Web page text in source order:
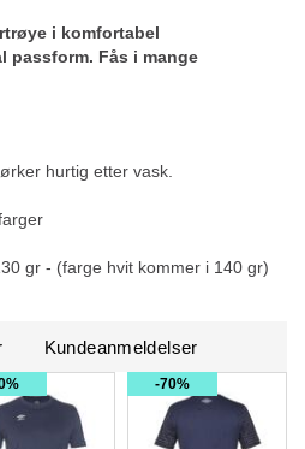
i komfortabel
passform. Fås i mange
hurtig etter vask.
gr - (farge hvit kommer i 140 gr)
Kundeanmeldelser
70%